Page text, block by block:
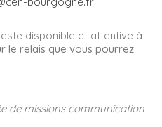
disponible et attentive à
le relais que vous pourrez
de missions communication